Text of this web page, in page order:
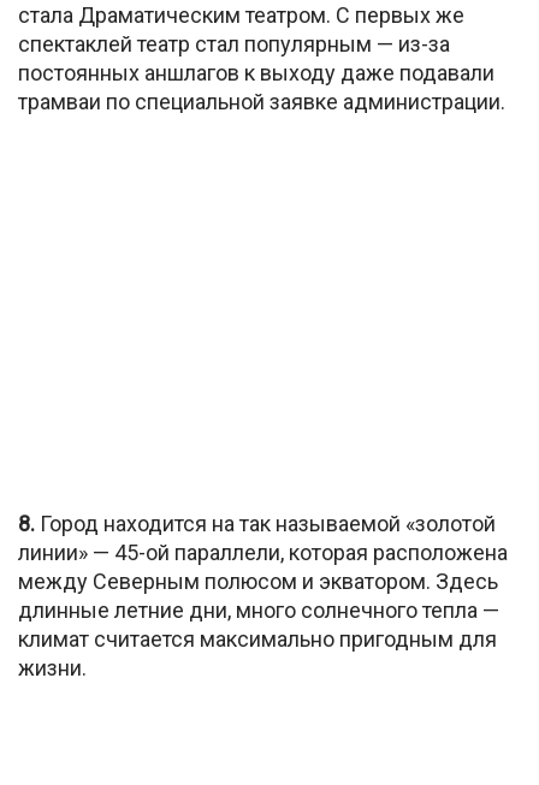
стала Драматическим театром. С первых же
спектаклей театр стал популярным — из-за
постоянных аншлагов к выходу даже подавали
трамваи по специальной заявке администрации.
8. Город находится на так называемой «золотой
линии» — 45-ой параллели, которая расположена
между Северным полюсом и экватором. Здесь
длинные летние дни, много солнечного тепла —
климат считается максимально пригодным для
жизни.